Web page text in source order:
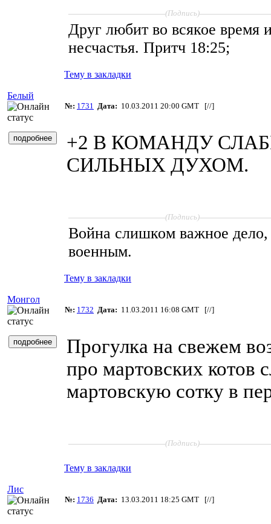
(Подпись)
Друг любит во всякое время
несчастья. Притч 18:25;
Тему в закладки
Белый
№: 1731 Дата: 10.03.2011 20:00 GMT [//]
+2 В КОМАНДУ
СИЛЬНЫХ ДУХОМ.
(Подпись)
Война слишком важное дело,
военным.
Тему в закладки
Монгол
№: 1732 Дата: 11.03.2011 16:08 GMT [//]
Прогулка на свежем
про мартовских котов
мартовскую сотку в
(Подпись)
Тему в закладки
Лис
№: 1736 Дата: 13.03.2011 18:25 GMT [//]